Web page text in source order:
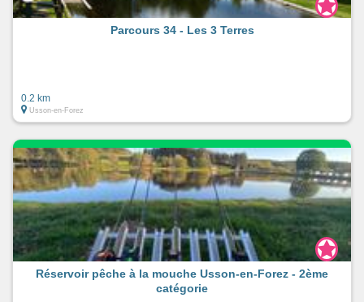
Parcours 34 - Les 3 Terres
0.2 km
Usson-en-Forez
Réservoir pêche à la mouche Usson-en-Forez - 2ème
catégorie